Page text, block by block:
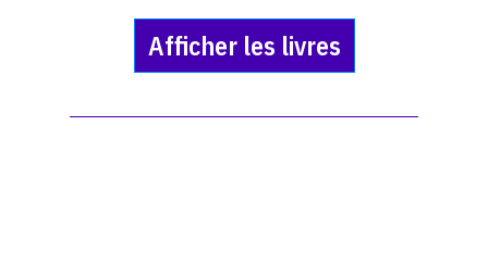
Afficher les livres